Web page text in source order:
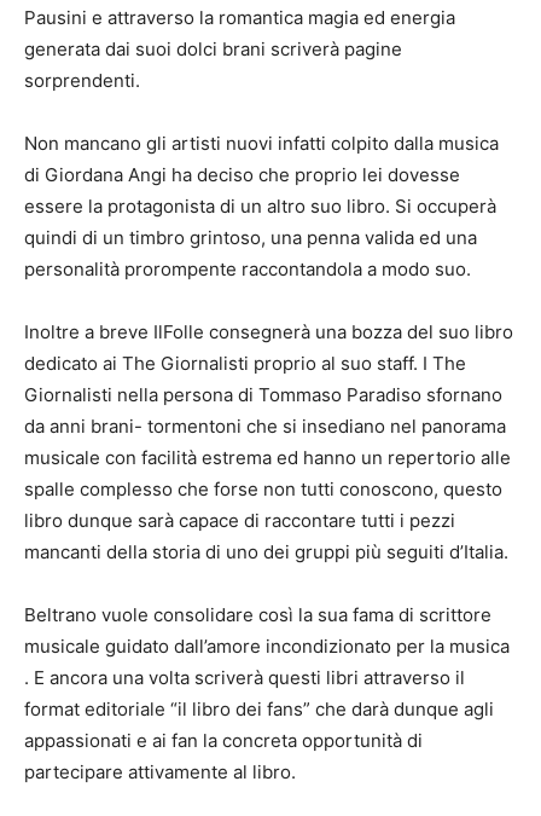
Pausini e attraverso la romantica magia ed energia
generata dai suoi dolci brani scriverà pagine
sorprendenti.
Non mancano gli artisti nuovi infatti colpito dalla musica
di Giordana Angi ha deciso che proprio lei dovesse
essere la protagonista di un altro suo libro. Si occuperà
quindi di un timbro grintoso, una penna valida ed una
personalità prorompente raccontandola a modo suo.
Inoltre a breve IlFolle consegnerà una bozza del suo libro
dedicato ai The Giornalisti proprio al suo staff. I The
Giornalisti nella persona di Tommaso Paradiso sfornano
da anni brani- tormentoni che si insediano nel panorama
musicale con facilità estrema ed hanno un repertorio alle
spalle complesso che forse non tutti conoscono, questo
libro dunque sarà capace di raccontare tutti i pezzi
mancanti della storia di uno dei gruppi più seguiti d’Italia.
Beltrano vuole consolidare così la sua fama di scrittore
musicale guidato dall’amore incondizionato per la musica
. E ancora una volta scriverà questi libri attraverso il
format editoriale “il libro dei fans” che darà dunque agli
appassionati e ai fan la concreta opportunità di
partecipare attivamente al libro.